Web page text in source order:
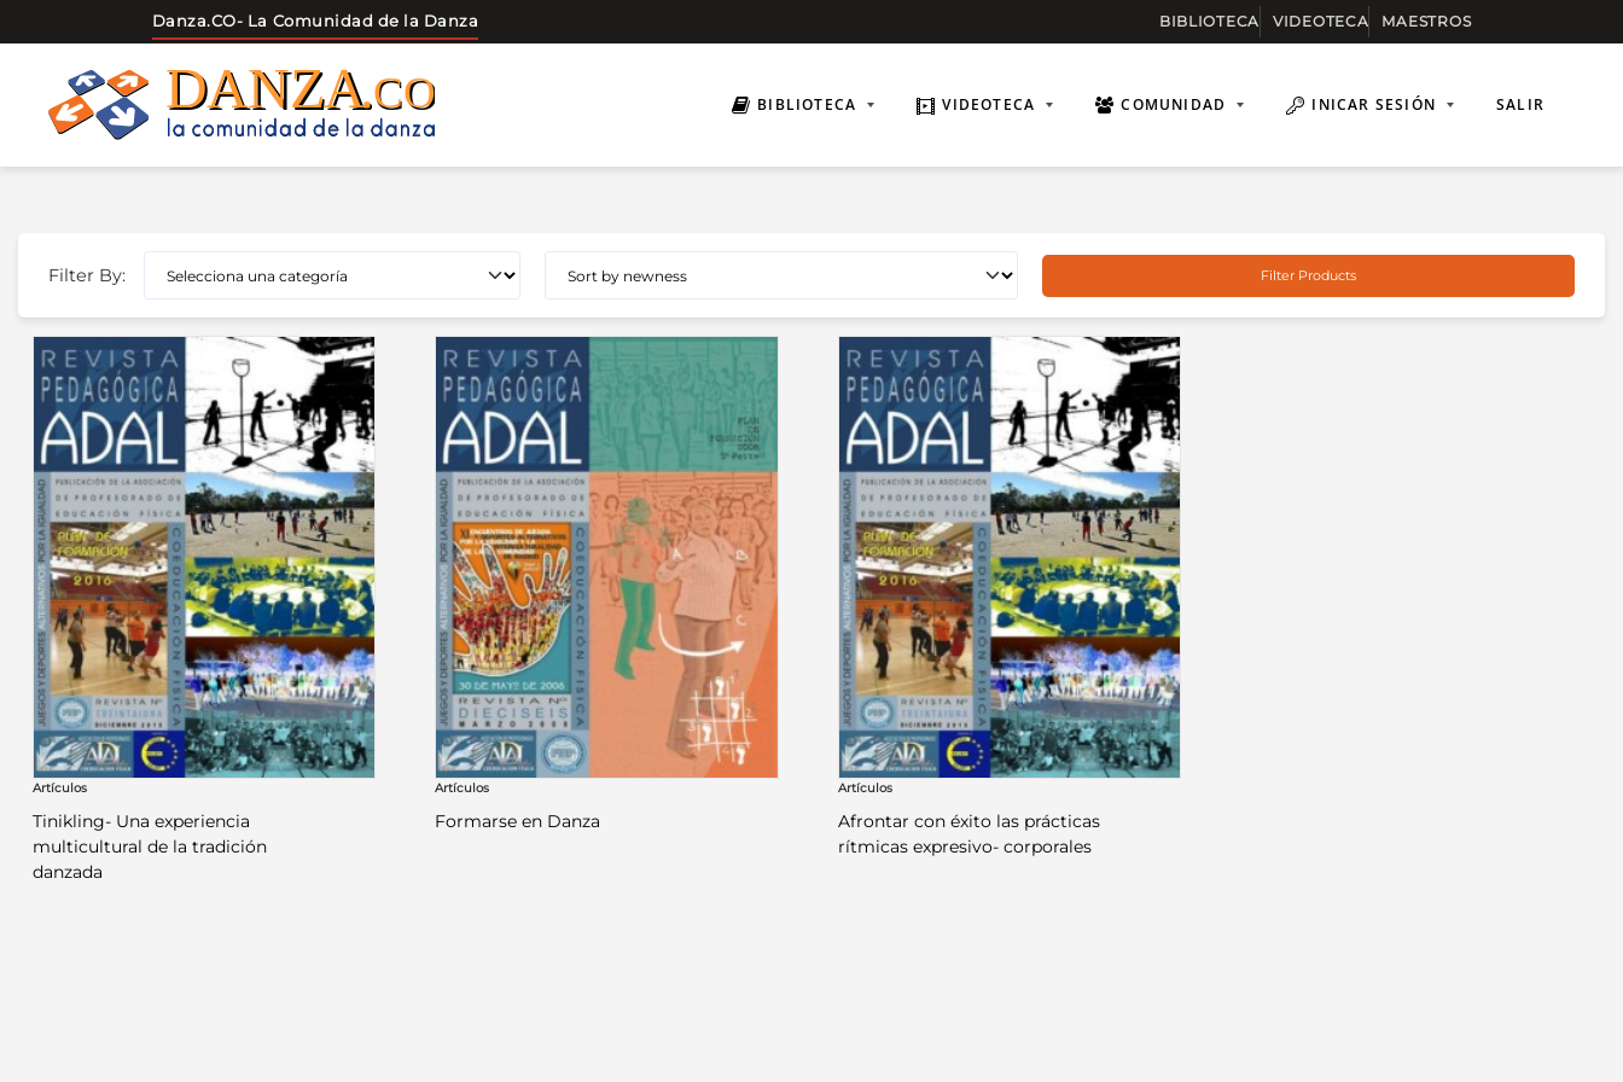
Danza.CO- La Comunidad de la Danza BIBLIOTECA VIDEOTECA MAESTROS
content
BIBLIOTECA VIDEOTECA COMUNIDAD INICAR SESIÓN SALIR
Filter By: Filter Products
Artículos
Tinikling- Una experiencia
multicultural de la tradición
danzada
Artículos
Formarse en Danza
Artículos
Afrontar con éxito las prácticas
rítmicas expresivo- corporales